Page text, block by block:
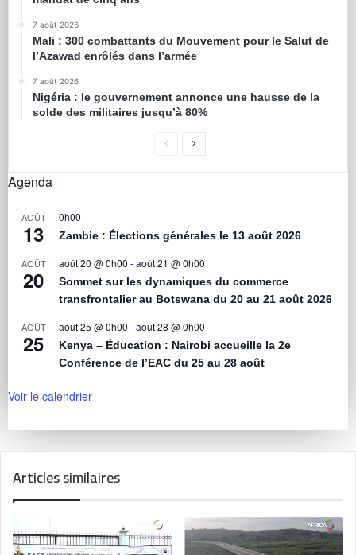
7 août 2026
Mali : 300 combattants du Mouvement pour le Salut de
l’Azawad enrôlés dans l’armée
7 août 2026
Nigéria : le gouvernement annonce une hausse de la
solde des militaires jusqu’à 80%
Agenda
AOÛT
13
0h00
Zambie : Élections générales le 13 août 2026
AOÛT
20
août 20 @ 0h00 -août 21 @ 0h00
Sommet sur les dynamiques du commerce
transfrontalier au Botswana du 20 au 21 août 2026
AOÛT
25
août 25 @ 0h00 -août 28 @ 0h00
Kenya – Éducation : Nairobi accueille la 2e
Conférence de l’EAC du 25 au 28 août
Voir le calendrier
Articles similaires